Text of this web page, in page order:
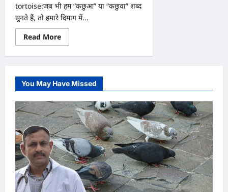
tortoise:जब भी हम “कछुआ” या “कछुवा” शब्द
सुनते हैं, तो हमारे दिमाग में...
Read MoreRead
more
कछुआ
में
क्या
फर्क
है?
जानें
पूरी
डिटेल
You May Have Missed